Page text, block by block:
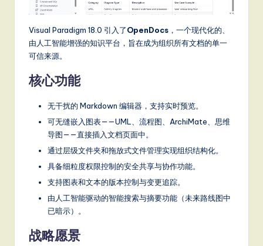
Visual Paradigm 18.0 引入了OpenDocs ，一个现代化的、
由人工智能增强的知识平台，旨在成为组织所有文档的单一
可信来源。
核心功能
无干扰的 Markdown 编辑器，支持实时预览。
可无缝嵌入图表——UML、流程图、ArchiMate、思维
导图——直接插入文档页面中。
通过层级文件夹和拖放式文件管理实现组织结构化。
具备细粒度权限控制的安全共享与协作功能。
支持图表和文本的版本控制与变更追踪。
由人工智能驱动的智能搜索与摘要功能（未来路线图中
已暗示）。
战略愿景